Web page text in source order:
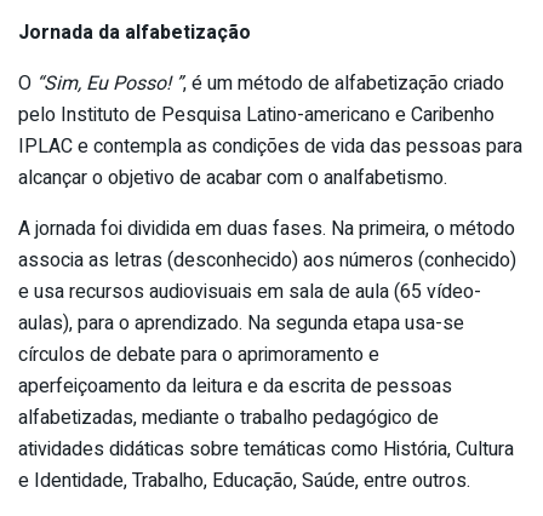
Jornada da alfabetização
O “Sim, Eu Posso! ”, é um método de alfabetização criado
pelo Instituto de Pesquisa Latino-americano e Caribenho
IPLAC e contempla as condições de vida das pessoas para
alcançar o objetivo de acabar com o analfabetismo.
A jornada foi dividida em duas fases. Na primeira, o método
associa as letras (desconhecido) aos números (conhecido)
e usa recursos audiovisuais em sala de aula (65 vídeo-
aulas), para o aprendizado. Na segunda etapa usa-se
círculos de debate para o aprimoramento e
aperfeiçoamento da leitura e da escrita de pessoas
alfabetizadas, mediante o trabalho pedagógico de
atividades didáticas sobre temáticas como História, Cultura
e Identidade, Trabalho, Educação, Saúde, entre outros.